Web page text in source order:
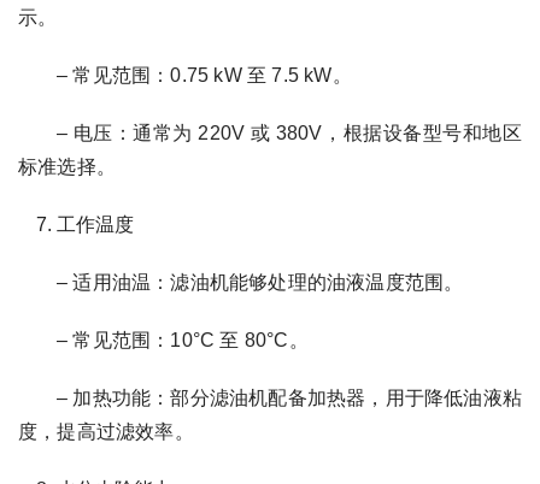
示。
– 常见范围：0.75 kW 至 7.5 kW。
– 电压：通常为 220V 或 380V，根据设备型号和地区
标准选择。
工作温度
– 适用油温：滤油机能够处理的油液温度范围。
– 常见范围：10°C 至 80°C。
– 加热功能：部分滤油机配备加热器，用于降低油液粘
度，提高过滤效率。